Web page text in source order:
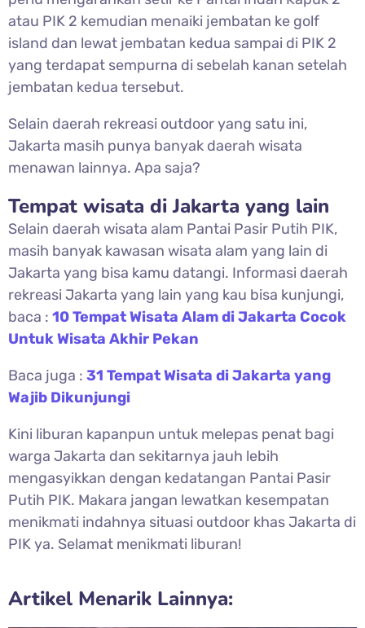
atau PIK 2 kemudian menaiki jembatan ke golf
island dan lewat jembatan kedua sampai di PIK 2
yang terdapat sempurna di sebelah kanan setelah
jembatan kedua tersebut.
Selain daerah rekreasi outdoor yang satu ini,
Jakarta masih punya banyak daerah wisata
menawan lainnya. Apa saja?
Tempat wisata di Jakarta yang lain
Selain daerah wisata alam Pantai Pasir Putih PIK,
masih banyak kawasan wisata alam yang lain di
Jakarta yang bisa kamu datangi. Informasi daerah
rekreasi Jakarta yang lain yang kau bisa kunjungi,
baca : 10 Tempat Wisata Alam di Jakarta Cocok
Untuk Wisata Akhir Pekan
Baca juga : 31 Tempat Wisata di Jakarta yang
Wajib Dikunjungi
Kini liburan kapanpun untuk melepas penat bagi
warga Jakarta dan sekitarnya jauh lebih
mengasyikkan dengan kedatangan Pantai Pasir
Putih PIK. Makara jangan lewatkan kesempatan
menikmati indahnya situasi outdoor khas Jakarta di
PIK ya. Selamat menikmati liburan!
Artikel Menarik Lainnya: